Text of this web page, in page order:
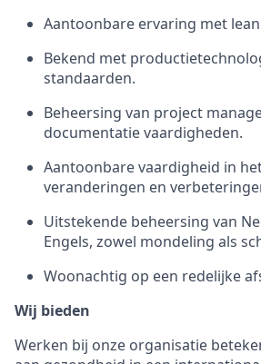
Aantoonbare ervaring met
Bekend met
standaarden.
Beheersing van project
documentatie vaardigheden.
Aantoonbare vaardigheid in
veranderingen en
Uitstekende beheersing van
Engels, zowel mondeling als
Woonachtig op een redelijke
Wij bieden
Werken bij onze organisatie